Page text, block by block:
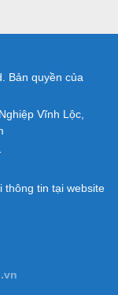
Bản quyền của
Vĩnh Lộc,
thông tin tại website